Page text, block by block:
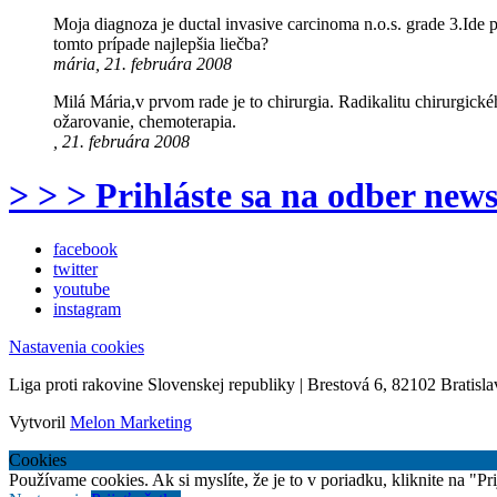
Moja diagnoza je ductal invasive carcinoma n.o.s. grade
tomto prípade najlepšia liečba?
mária, 21. februára 2008
Milá Mária,v prvom rade je to chirurgia. Radikalitu
ožarovanie, chemoterapia.
, 21. februára 2008
> > > Prihláste sa na odber
facebook
twitter
youtube
instagram
Nastavenia cookies
Liga proti rakovine Slovenskej republiky | Brestová 6, 82102
Vytvoril Melon Marketing
Cookies
Používame cookies. Ak si myslíte, že je to v poriadku, kliknite na